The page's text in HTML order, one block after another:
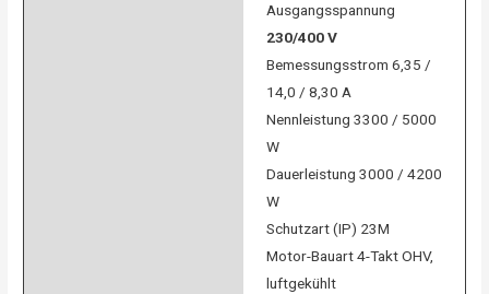
Ausgangsspannung
230/400 V
Bemessungsstrom 6,35 /
14,0 / 8,30 A
Nennleistung 3300 / 5000
W
Dauerleistung 3000 / 4200
W
Schutzart (IP) 23M
Motor-Bauart 4-Takt OHV,
luftgekühlt